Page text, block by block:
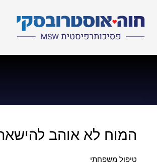
המוח לא אוהב
טיפול משפחתי